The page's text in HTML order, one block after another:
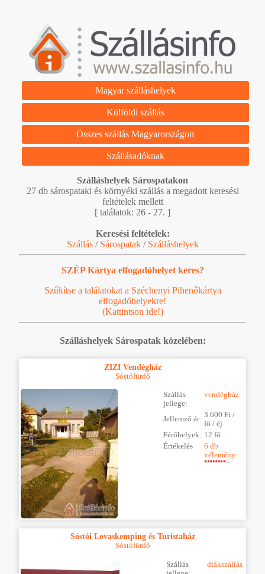
Magyar szálláshelyek
Külföldi szállás
Összes szállás Magyarországon
Szállásadóknak
Szálláshelyek Sárospatakon
27 db sárospataki és környéki szállás a megadott keresési
feltételek mellett
[ találatok: 26 - 27. ]
Keresési feltételek:
Szállás/ Sárospatak/ Szálláshelyek
SZÉP Kártya elfogadóhelyet keres?
Szűkítse a találatokat a Széchenyi Pihenőkártya
elfogadóhelyekre!
(Kattintson ide!)
Szálláshelyek Sárospatak közelében:
ZIZI Vendégház
Sóstófürdő
Szállás
jellege:
vendégház
Jellemző ár: 3 600 Ft /
fő / éj
Férőhelyek: 12 fő
Értékelés
6 db
vélemény
Sóstói Lovaskemping és Turistaház
Sóstófürdő
Szállás
diákszállás